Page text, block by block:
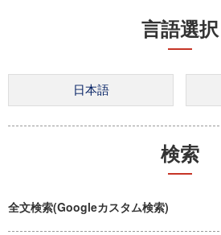
言語選択
検索
全文検索(Googleカスタム検索)